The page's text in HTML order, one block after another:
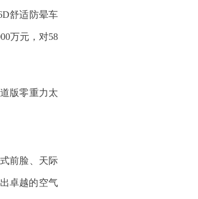
舒适防晕车
万元，对58
版零重力太
前脸、天际
卓越的空气